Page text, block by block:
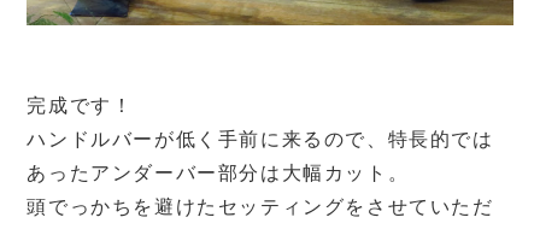
完成です！
ハンドルバーが低く手前に来るので、特長的では
あったアンダーバー部分は大幅カット。
頭でっかちを避けたセッティングをさせていただ